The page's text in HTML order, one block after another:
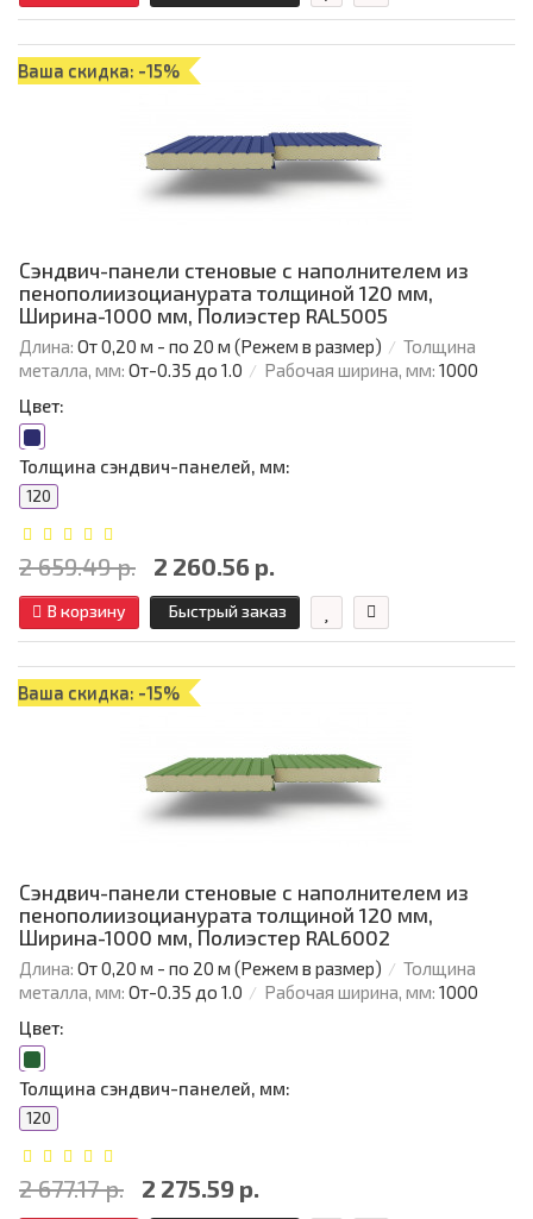
Ваша скидка: -15%
Сэндвич-панели стеновые с наполнителем из
пенополиизоцианурата толщиной 120 мм,
Ширина-1000 мм, Полиэстер RAL5005
Длина: От 0,20 м - по 20 м (Режем в размер)
Толщина
металла, мм: От-0.35 до 1.0 Рабочая ширина, мм: 1000
Цвет:
Толщина сэндвич-панелей, мм:
120
2 659.49 р. 2 260.56 р.
В корзину Быстрый заказ
Ваша скидка: -15%
Сэндвич-панели стеновые с наполнителем из
пенополиизоцианурата толщиной 120 мм,
Ширина-1000 мм, Полиэстер RAL6002
Длина: От 0,20 м - по 20 м (Режем в размер)
Толщина
металла, мм: От-0.35 до 1.0 Рабочая ширина, мм: 1000
Цвет:
Толщина сэндвич-панелей, мм:
120
2 677.17 р. 2 275.59 р.